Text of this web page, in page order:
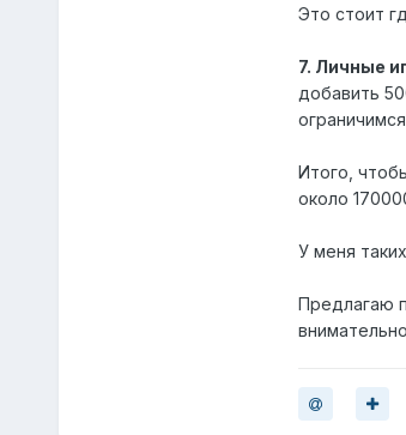
Это стоит
7. Личные
добавить
Итого,
около
У меня
Предлагаю